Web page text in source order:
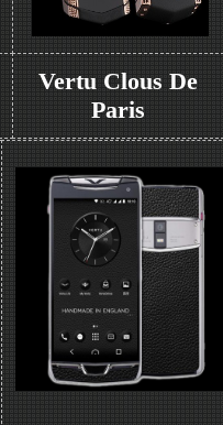
Vertu Clous De
Paris